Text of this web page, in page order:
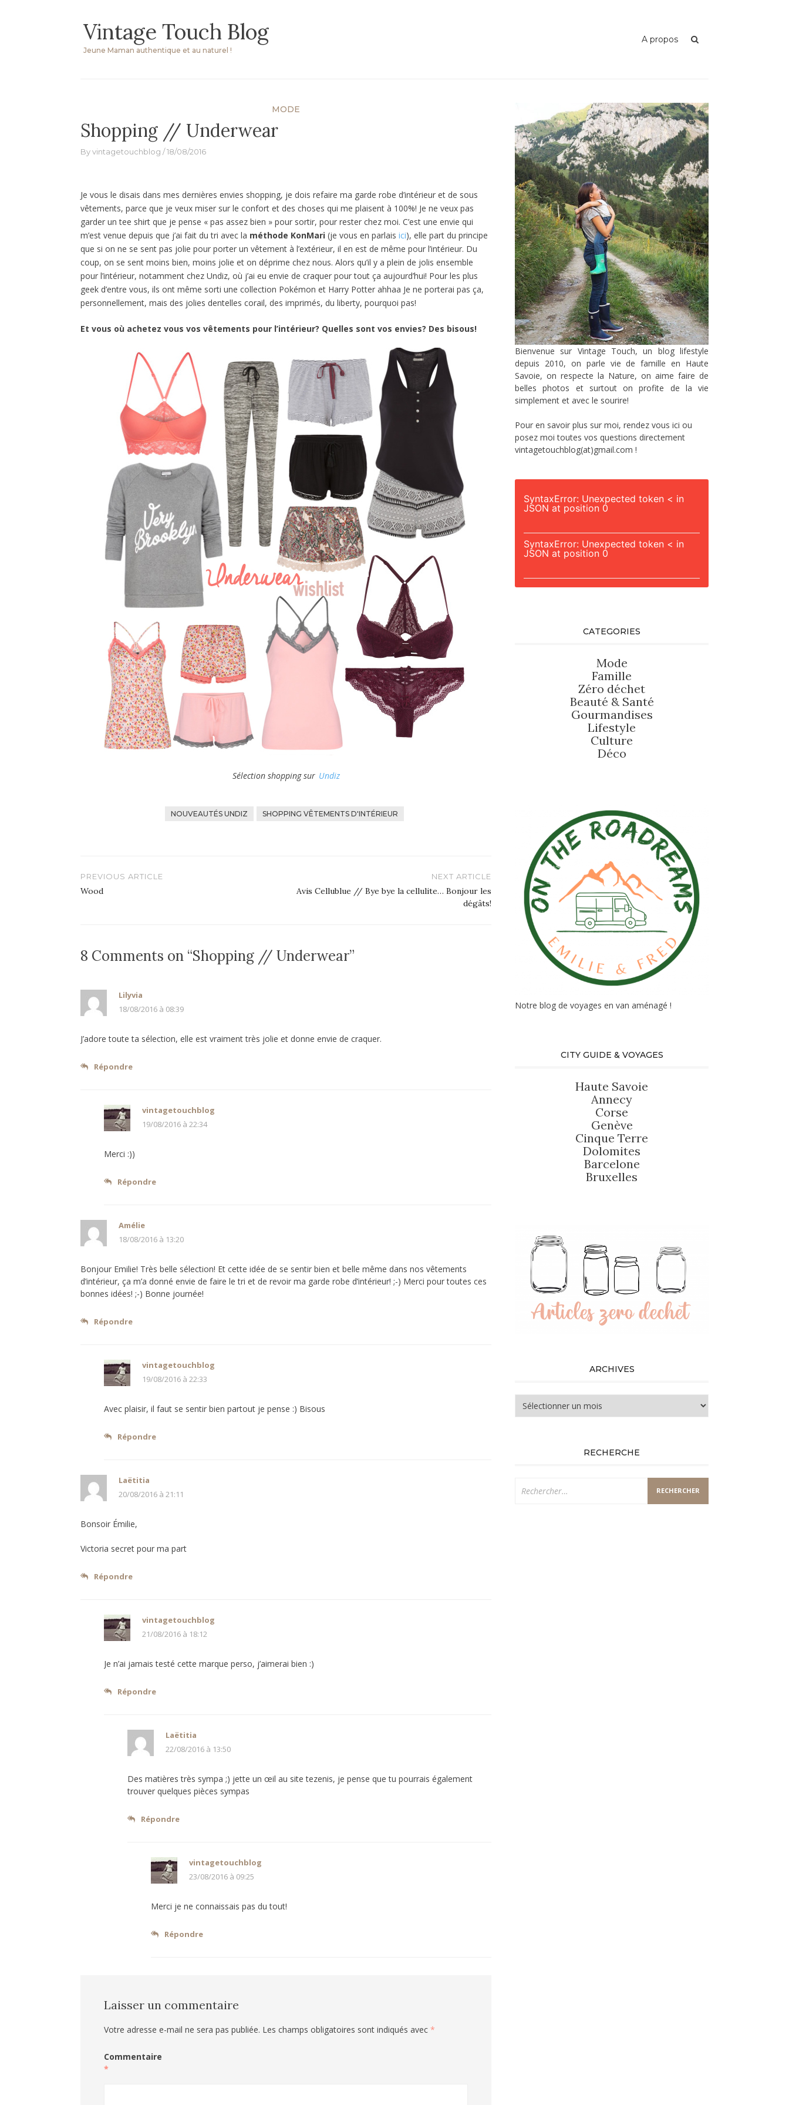
contentVintage Touch Blog
Jeune Maman authentique et au naturel !
A propos
MODE
Shopping // Underwear
Byvintagetouchblog 18/08/2016
Je vous le disais dans mes dernières envies shopping, je dois refaire ma garde robe d’intérieur et de sous
vêtements, parce que je veux miser sur le confort et des choses qui me plaisent à 100%! Je ne veux pas
garder un tee shirt que je pense « pas assez bien » pour sortir, pour rester chez moi. C’est une envie qui
m’est venue depuis que j’ai fait du tri avec la méthode KonMari (je vous en parlais ici), elle part du principe
que si on ne se sent pas jolie pour porter un vêtement à l’extérieur, il en est de même pour l’intérieur. Du
coup, on se sent moins bien, moins jolie et on déprime chez nous. Alors qu’il y a plein de jolis ensemble
pour l’intérieur, notamment chez Undiz, où j’ai eu envie de craquer pour tout ça aujourd’hui! Pour les plus
geek d’entre vous, ils ont même sorti une collection Pokémon et Harry Potter ahhaa Je ne porterai pas ça,
personnellement, mais des jolies dentelles corail, des imprimés, du liberty, pourquoi pas!
Et vous où achetez vous vos vêtements pour l’intérieur? Quelles sont vos envies? Des bisous!
Sélection shopping sur Undiz
NOUVEAUTÉS UNDIZ SHOPPING VÊTEMENTS D'INTÉRIEUR
Navigation
de
PREVIOUS ARTICLE
Wood
NEXT ARTICLE
Avis Cellublue // Bye bye la cellulite… Bonjour les
dégâts!
8 Comments on “Shopping // Underwear”
Lilyvia
18/08/2016 à 08:39
J’adore toute ta sélection, elle est vraiment très jolie et donne envie de craquer.
Répondre
vintagetouchblog
19/08/2016 à 22:34
Merci :))
Répondre
Amélie
18/08/2016 à 13:20
Bonjour Emilie! Très belle sélection! Et cette idée de se sentir bien et belle même dans nos vêtements
d’intérieur, ça m’a donné envie de faire le tri et de revoir ma garde robe d’intérieur! ;-) Merci pour toutes ces
bonnes idées! ;-) Bonne journée!
Répondre
vintagetouchblog
19/08/2016 à 22:33
Avec plaisir, il faut se sentir bien partout je pense :) Bisous
Répondre
Laëtitia
20/08/2016 à 21:11
Bonsoir Émilie,
Victoria secret pour ma part
Répondre
vintagetouchblog
21/08/2016 à 18:12
Je n’ai jamais testé cette marque perso, j’aimerai bien :)
Répondre
Laëtitia
22/08/2016 à 13:50
Des matières très sympa ;) jette un œil au site tezenis, je pense que tu pourrais également
trouver quelques pièces sympas
Répondre
vintagetouchblog
23/08/2016 à 09:25
Merci je ne connaissais pas du tout!
Répondre
Laisser un commentaire
Votre adresse e-mail ne sera pas publiée. Les champs obligatoires sont indiqués avec *
Commentaire
*
Bienvenue sur Vintage Touch, un blog lifestyle
depuis 2010, on parle vie de famille en Haute
Savoie, on respecte la Nature, on aime faire de
belles photos et surtout on profite de la vie
simplement et avec le sourire!
Pour en savoir plus sur moi, rendez vous ici ou
posez moi toutes vos questions directement
vintagetouchblog(at)gmail.com !
SyntaxError: Unexpected token < in
JSON at position 0
SyntaxError: Unexpected token < in
JSON at position 0
CATEGORIES
Mode
Famille
Zéro déchet
Beauté & Santé
Gourmandises
Lifestyle
Culture
Déco
Notre blog de voyages en van aménagé !
CITY GUIDE & VOYAGES
Haute Savoie
Annecy
Corse
Genève
Cinque Terre
Dolomites
Barcelone
Bruxelles
ARCHIVES
RECHERCHE